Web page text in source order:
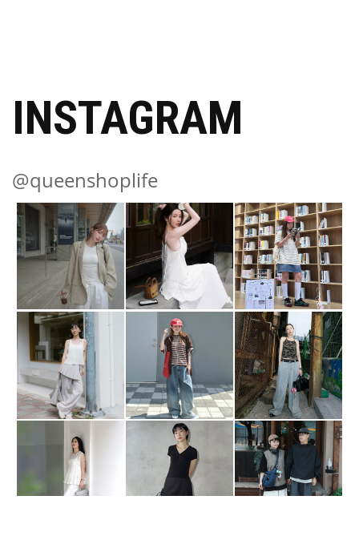
INSTAGRAM
@queenshoplife